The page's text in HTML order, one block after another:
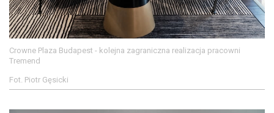
Crowne Plaza Budapest - kolejna zagraniczna realizacja pracowni
Tremend
Fot. Piotr Gęsicki